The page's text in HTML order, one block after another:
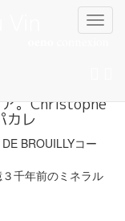
ア。Christophe
カレ
BROUILLYコー
千年前のミネラル